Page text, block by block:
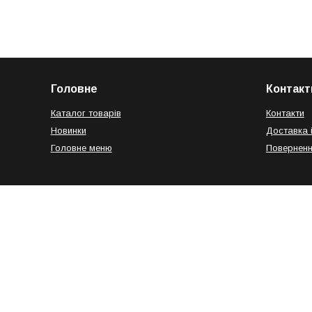
Головне
Каталог товарів
Новинки
Головне меню
Контакти
Доставка